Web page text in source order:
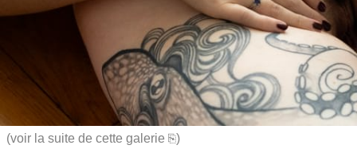
(voir la suite de cette galerie ⎘)